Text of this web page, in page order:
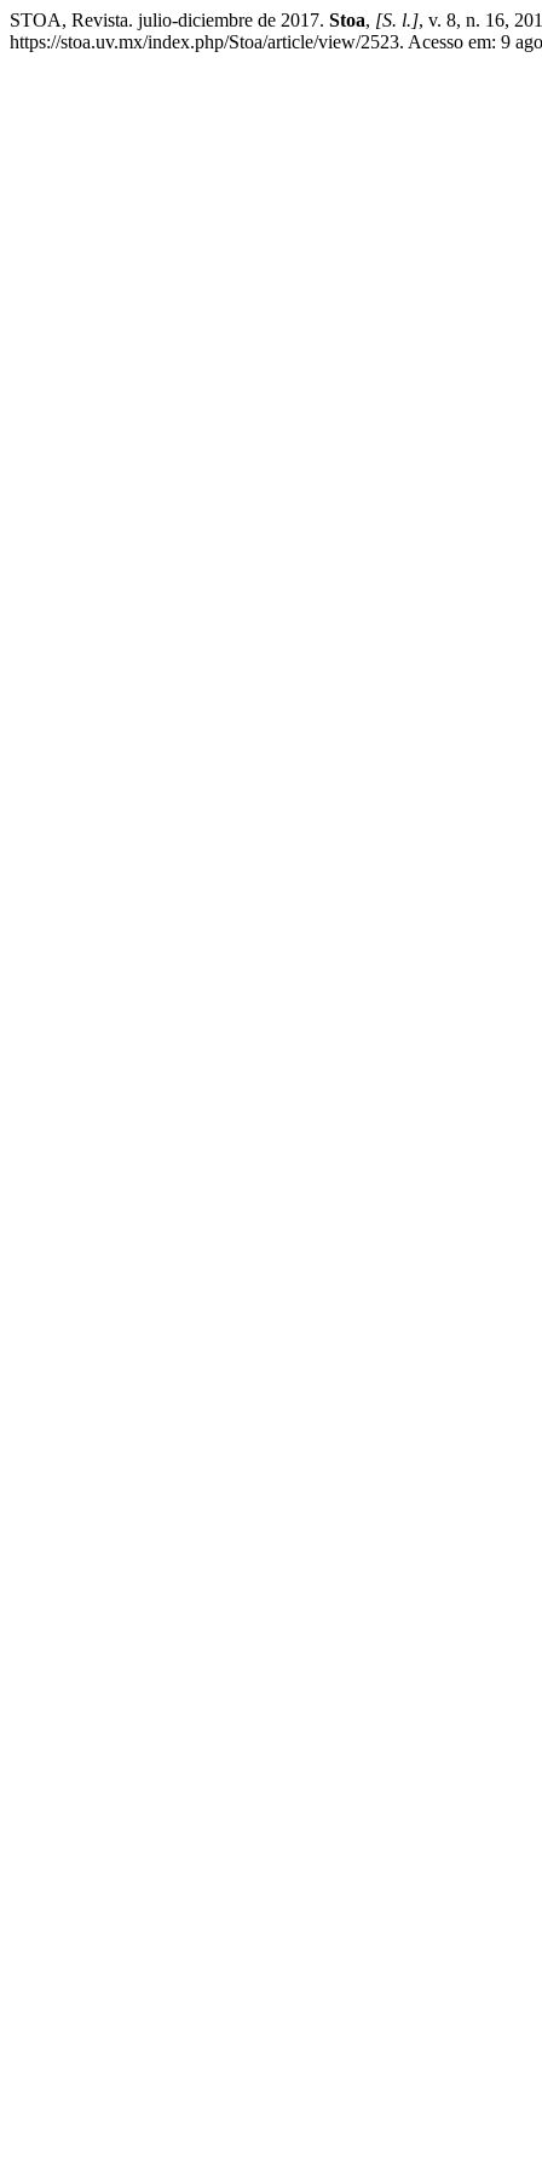
STOA, Revista. julio-diciembre de 2017. Stoa, [S. l.], v. 8, n. 16,
https://stoa.uv.mx/index.php/Stoa/article/view/2523. Acesso em: 9